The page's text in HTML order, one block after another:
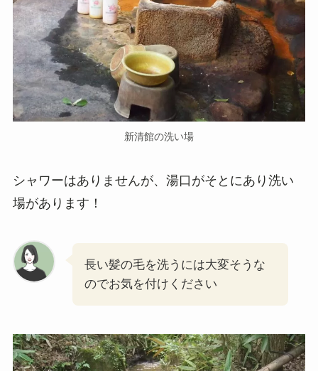
新清館の洗い場
シャワーはありませんが、湯口がそとにあり洗い
場があります！
長い髪の毛を洗うには大変そうな
のでお気を付けください